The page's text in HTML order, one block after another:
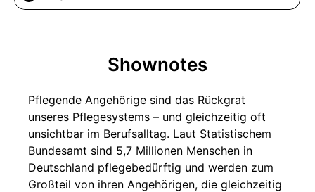
Shownotes
Pflegende Angehörige sind das Rückgrat
unseres Pflegesystems – und gleichzeitig oft
unsichtbar im Berufsalltag. Laut Statistischem
Bundesamt sind 5,7 Millionen Menschen in
Deutschland pflegebedürftig und werden zum
Großteil von ihren Angehörigen, die gleichzeitig